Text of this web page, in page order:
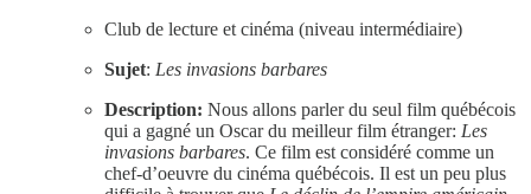
Club de lecture et cinéma (niveau intermédiaire)
Sujet: Les invasions barbares
Description: Nous allons parler du seul film québécois
qui a gagné un Oscar du meilleur film étranger: Les
invasions barbares. Ce film est considéré comme un
chef-d’oeuvre du cinéma québécois. Il est un peu plus